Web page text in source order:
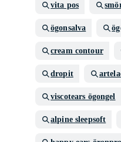
vita pos
ögonsalva
cream contour
dropit
viscotears ögongel
alpine sleepsoft